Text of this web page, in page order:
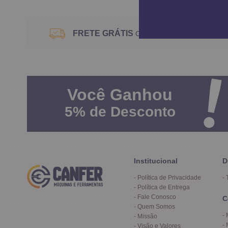
FRETE GRÁTIS Consulte o Regulamento
VocêGanhou
5%de Desconto
Institucional
Política de Privacidade
Política de Entrega
Fale Conosco
Quem Somos
Missão
Visão e Valores